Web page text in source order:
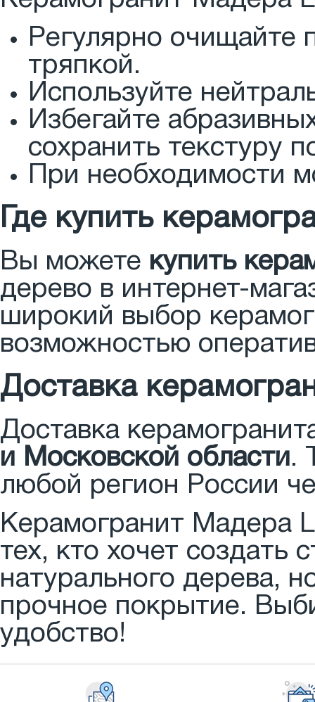
Регулярно очищайте
тряпкой.
Используйте
Избегайте
сохранить текстуру
При необходимости
Где купить
Вы можете купить
дерево в интернет-
широкий выбор
возможностью
Доставка
Доставка
и Московской области.
любой регион России
Керамогранит Мадера
тех, кто хочет создать
натурального дерева,
прочное покрытие.
удобство!